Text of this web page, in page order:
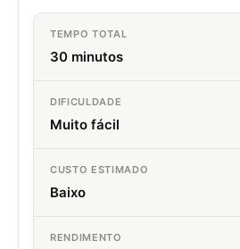
TEMPO TOTAL
30 minutos
DIFICULDADE
Muito fácil
CUSTO ESTIMADO
Baixo
RENDIMENTO